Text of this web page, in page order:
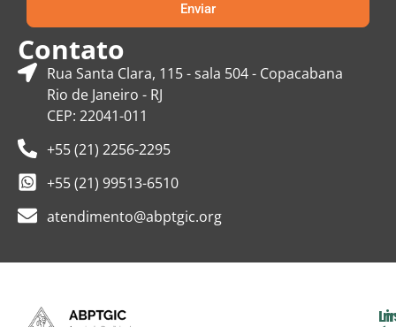
Enviar
Contato
Rua Santa Clara, 115 - sala 504 - Copacabana
Rio de Janeiro - RJ
CEP: 22041-011
+55 (21) 2256-2295
+55 (21) 99513-6510
atendimento@abptgic.org